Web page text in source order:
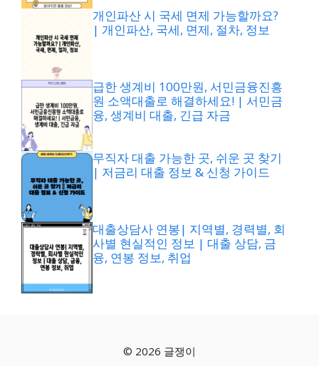
개인파산 시 국세 면제 가능할까요?
| 개인파산, 국세, 면제, 절차, 정보
급한 생계비 100만원, 서민금융진흥
원 소액대출로 해결하세요! | 서민금
융, 생계비 대출, 긴급 자금
무직자 대출 가능한 곳, 쉬운 곳 찾기
| 저금리 대출 정보 & 신청 가이드
대출상담사 연봉| 지역별, 경력별, 회
사별 현실적인 정보 | 대출 상담, 금
융, 연봉 정보, 취업
© 2026 글쟁이